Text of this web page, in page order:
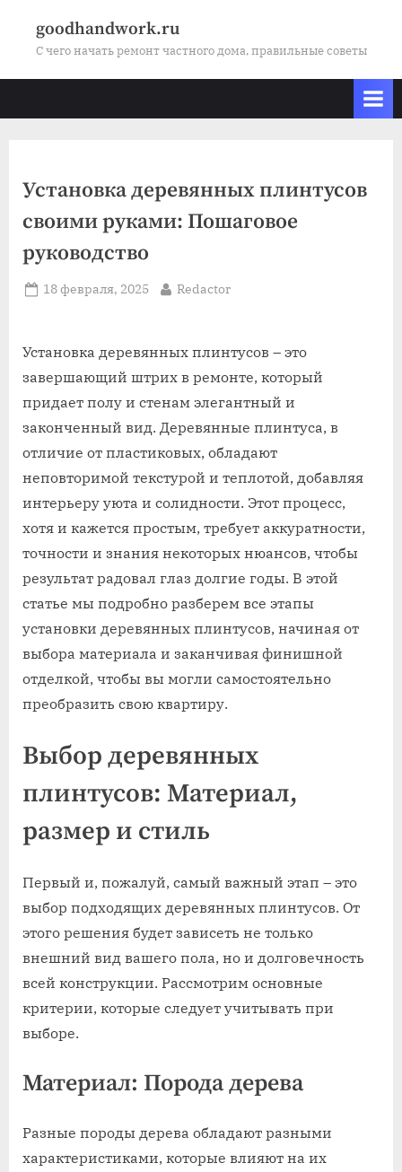
goodhandwork.ru
С чего начать ремонт частного дома, правильные советы
Установка деревянных плинтусов
своими руками: Пошаговое
руководство
Posted
18 февраля, 2025 By
Redactor
Установка деревянных плинтусов – это
завершающий штрих в ремонте, который
придает полу и стенам элегантный и
законченный вид. Деревянные плинтуса, в
отличие от пластиковых, обладают
неповторимой текстурой и теплотой, добавляя
интерьеру уюта и солидности. Этот процесс,
хотя и кажется простым, требует аккуратности,
точности и знания некоторых нюансов, чтобы
результат радовал глаз долгие годы. В этой
статье мы подробно разберем все этапы
установки деревянных плинтусов, начиная от
выбора материала и заканчивая финишной
отделкой, чтобы вы могли самостоятельно
преобразить свою квартиру.
Выбор деревянных
плинтусов: Материал,
размер и стиль
Первый и, пожалуй, самый важный этап – это
выбор подходящих деревянных плинтусов. От
этого решения будет зависеть не только
внешний вид вашего пола, но и долговечность
всей конструкции. Рассмотрим основные
критерии, которые следует учитывать при
выборе.
Материал: Порода дерева
Разные породы дерева обладают разными
характеристиками, которые влияют на их